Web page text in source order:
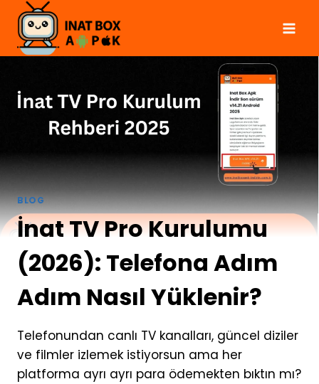
Skip
content
BLOG
İnat TV Pro Kurulumu
(2026): Telefona Adım
Adım Nasıl Yüklenir?
Telefonundan canlı TV kanalları, güncel diziler
ve filmler izlemek istiyorsun ama her
platforma ayrı ayrı para ödemekten bıktın mı?